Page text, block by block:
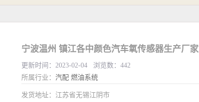
宁波温州 镇江各中颜色汽车氧传感器生产厂家
更新时间：2023-02-04 浏览数：442
所属行业： 汽配 燃油系统
发货地址：江苏省无锡江阴市